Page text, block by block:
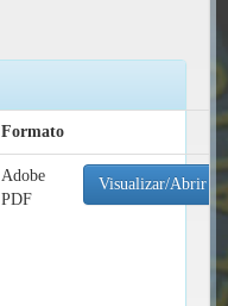
Formato
Adobe
PDF
Visualizar/Abrir